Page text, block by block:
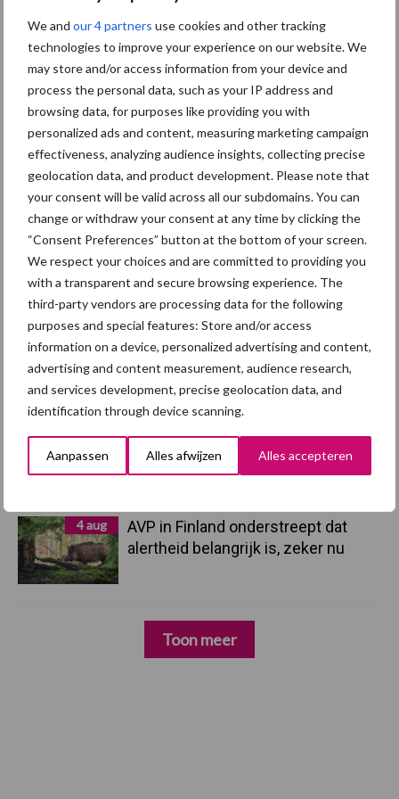
We and our 4 partners use cookies and other tracking
technologies to improve your experience on our website. We
may store and/or access information from your device and
process the personal data, such as your IP address and
browsing data, for purposes like providing you with
personalized ads and content, measuring marketing campaign
effectiveness, analyzing audience insights, collecting precise
geolocation data, and product development. Please note that
your consent will be valid across all our subdomains. You can
change or withdraw your consent at any time by clicking the
“Consent Preferences” button at the bottom of your screen.
We respect your choices and are committed to providing you
with a transparent and secure browsing experience. The
third-party vendors are processing data for the following
purposes and special features: Store and/or access
information on a device, personalized advertising and content,
advertising and content measurement, audience research,
and services development, precise geolocation data, and
identification through device scanning.
Aanpassen Alles afwijzen Alles accepteren
Primaire
Sidebar
Recent nieuws Partner nieuws
7 aug
Britse varkenssector vreest
afzetcrisis in het najaar
7 aug
Grondstoffenmarkt blijft grillig:
droogte en geopolitiek houden
handel in de greep
5 aug
“Vraag naar praktische
hygieneoplossingen is in Polen
groter dan ooit”
5 aug
Eliminatieprotocol voor
Mycoplasma hyopneumoniae
4 aug
AVP in Finland onderstreept dat
alertheid belangrijk is, zeker nu
Toon meer
Toon meer